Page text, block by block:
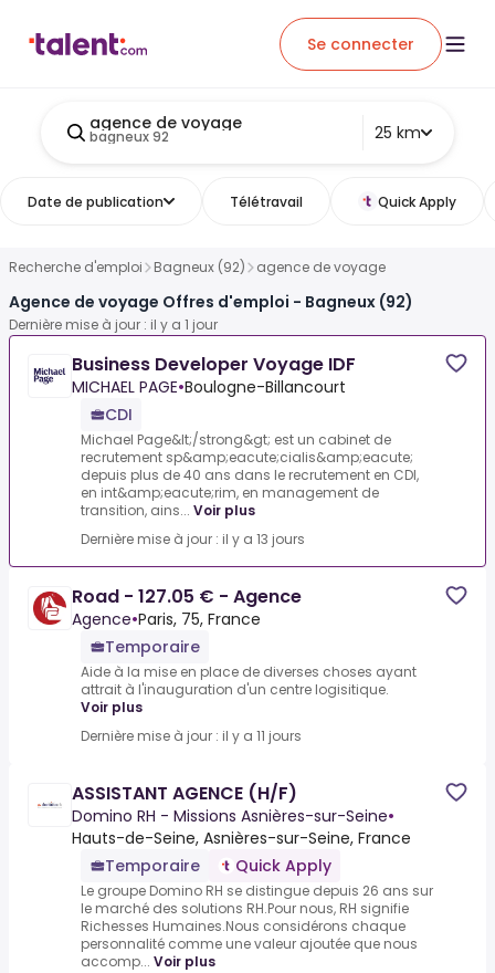
Se connecter
agence de voyage
bagneux 92 25 km
Date de publication Télétravail Quick Apply
Recherche d'emploi Bagneux (92) agence de voyage
Agence de voyage Offres d'emploi - Bagneux (92)
Dernière mise à jour : il y a 1 jour
Business Developer Voyage IDF
MICHAEL PAGE•Boulogne-Billancourt
CDI
Michael Page&lt;/strong&gt; est un cabinet de
recrutement sp&amp;eacute;cialis&amp;eacute;
depuis plus de 40 ans dans le recrutement en CDI,
en int&amp;eacute;rim, en management de
transition, ains... Voir plus
Dernière mise à jour : il y a 13 jours
Road - 127.05 € - Agence
Agence•Paris, 75, France
Temporaire
Aide à la mise en place de diverses choses ayant
attrait à l'inauguration d'un centre logisitique.
Voir plus
Dernière mise à jour : il y a 11 jours
ASSISTANT AGENCE (H/F)
Domino RH - Missions Asnières-sur-Seine•
Hauts-de-Seine, Asnières-sur-Seine, France
Temporaire
Quick Apply
Le groupe Domino RH se distingue depuis 26 ans sur
le marché des solutions RH.Pour nous, RH signifie
Richesses Humaines.Nous considérons chaque
personnalité comme une valeur ajoutée que nous
accomp... Voir plus